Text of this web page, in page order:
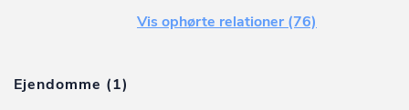
Vis ophørte relationer (76)
Ejendomme (1)